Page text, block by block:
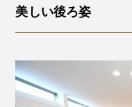
美しい後ろ姿